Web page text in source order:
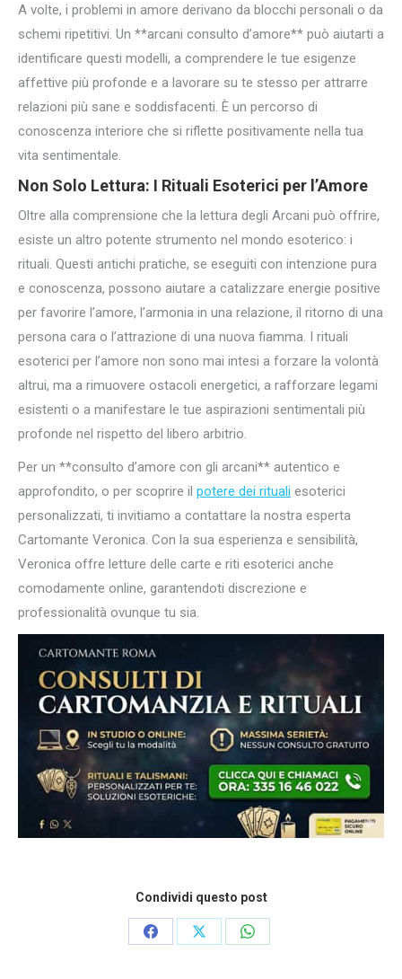
A volte, i problemi in amore derivano da blocchi personali o da
schemi ripetitivi. Un **arcani consulto d’amore** può aiutarti a
identificare questi modelli, a comprendere le tue esigenze
affettive più profonde e a lavorare su te stesso per attrarre
relazioni più sane e soddisfacenti. È un percorso di
conoscenza interiore che si riflette positivamente nella tua
vita sentimentale.
Non Solo Lettura: I Rituali Esoterici per l’Amore
Oltre alla comprensione che la lettura degli Arcani può offrire,
esiste un altro potente strumento nel mondo esoterico: i
rituali. Questi antichi pratiche, se eseguiti con intenzione pura
e conoscenza, possono aiutare a catalizzare energie positive
per favorire l’amore, l’armonia in una relazione, il ritorno di una
persona cara o l’attrazione di una nuova fiamma. I rituali
esoterici per l’amore non sono mai intesi a forzare la volontà
altrui, ma a rimuovere ostacoli energetici, a rafforzare legami
esistenti o a manifestare le tue aspirazioni sentimentali più
profonde nel rispetto del libero arbitrio.
Per un **consulto d’amore con gli arcani** autentico e
approfondito, o per scoprire il potere dei rituali esoterici
personalizzati, ti invitiamo a contattare la nostra esperta
Cartomante Veronica. Con la sua esperienza e sensibilità,
Veronica offre letture delle carte e riti esoterici anche
comodamente online, garantendoti discrezione e
professionalità ovunque tu sia.
Condividi questo post
CondividiCondividiCondividi